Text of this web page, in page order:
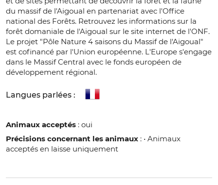
du massif de l'Aigoual en partenariat avec l'Office
national des Forêts. Retrouvez les informations sur la
forêt domaniale de l'Aigoual sur le site internet de l'ONF.
Le projet "Pôle Nature 4 saisons du Massif de l'Aigoual"
est cofinancé par l'Union européenne. L'Europe s'engage
dans le Massif Central avec le fonds européen de
développement régional.
Langues parlées :
Animaux acceptés : oui
Précisions concernant les animaux : • Animaux
acceptés en laisse uniquement